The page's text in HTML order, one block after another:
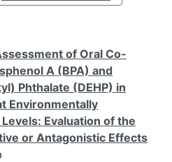
of Oral Co-
A (BPA) and
Phthalate (DEHP) in
Environmentally
Evaluation of the
or Antagonistic Effects